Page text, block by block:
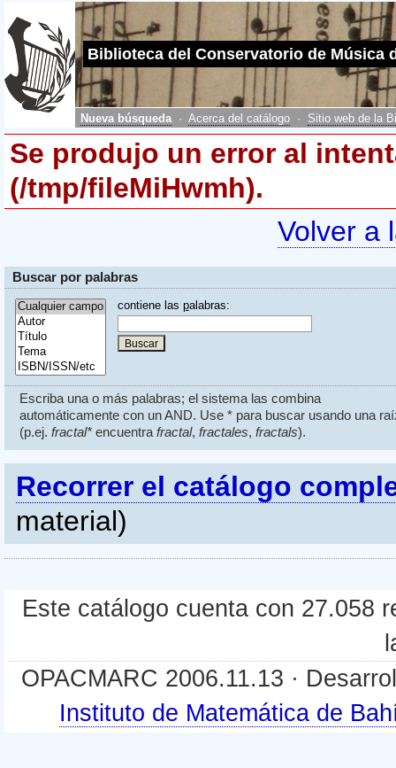
Biblioteca del Conservatorio de Música
Nueva búsqueda ·Acerca del catálogo · Sitio web de la
Se produjo un error al
(/tmp/fileMiHwmh).
Volver a
Buscar por palabras
contiene las palabras:
Escriba una o más palabras; el sistema las combina
automáticamente con un AND. Use * para buscar usando una
(p.ej. fractal*encuentra fractal, fractales, fractals).
Recorrer el catálogo
material)
Este catálogo cuenta con 27.058
OPACMARC 2006.11.13 ·
Instituto de Matemática de